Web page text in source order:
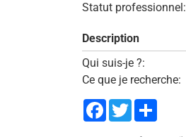
Statut professionnel:
Description
Qui suis-je ?:
Ce que je recherche:
Facebook
TwitterShare